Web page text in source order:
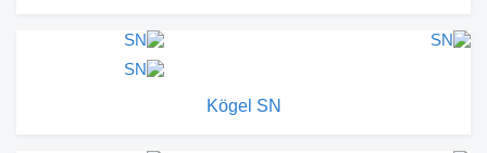
Kögel SN